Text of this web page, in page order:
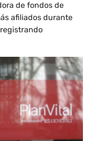
de fondos de
afiliados durante